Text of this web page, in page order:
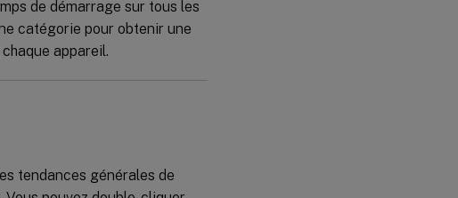
de démarrage sur tous les
catégorie pour obtenir une
appareil.
tendances générales de